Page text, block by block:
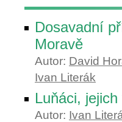
Dosavadní
Moravě
Autor: David
Ivan Literák
Luňáci,
Autor: Ivan